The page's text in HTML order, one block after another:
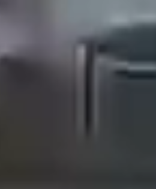
Check-out
2026